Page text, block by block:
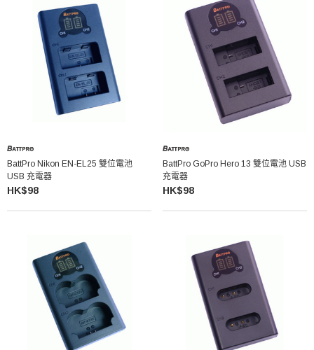
BattPro Nikon EN-EL25 雙位電池
USB 充電器
HK$98
BattPro GoPro Hero 13 雙位電池 USB
充電器
HK$98